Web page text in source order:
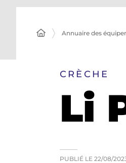
Annuaire des
CRÈCHE
Li
PUBLIÉ LE 22/08/